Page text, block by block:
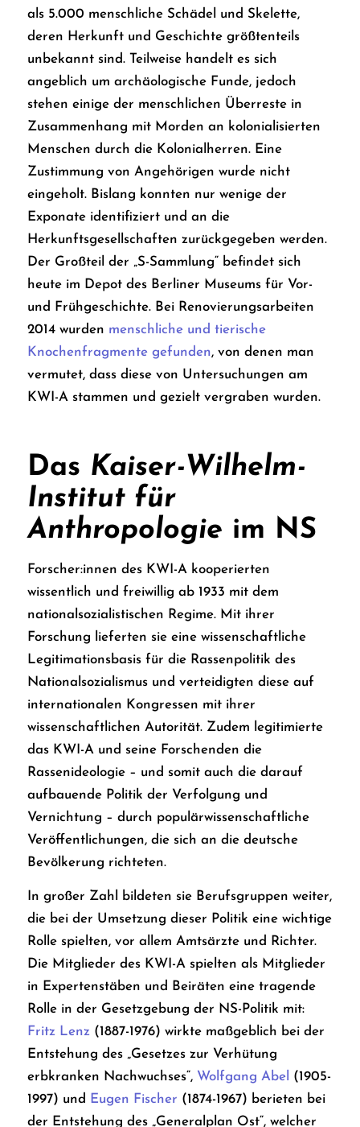
als 5.000 menschliche Schädel und Skelette,
deren Herkunft und Geschichte größtenteils
unbekannt sind. Teilweise handelt es sich
angeblich um archäologische Funde, jedoch
stehen einige der menschlichen Überreste in
Zusammenhang mit Morden an kolonialisierten
Menschen durch die Kolonialherren. Eine
Zustimmung von Angehörigen wurde nicht
eingeholt. Bislang konnten nur wenige der
Exponate identifiziert und an die
Herkunftsgesellschaften zurückgegeben werden.
Der Großteil der „S-Sammlung“ befindet sich
heute im Depot des Berliner Museums für Vor-
und Frühgeschichte. Bei Renovierungsarbeiten
2014 wurden menschliche und tierische
Knochenfragmente gefunden, von denen man
vermutet, dass diese von Untersuchungen am
KWI-A stammen und gezielt vergraben wurden.
Das Kaiser-Wilhelm-
Institut für
Anthropologie im NS
Forscher:innen des KWI-A kooperierten
wissentlich und freiwillig ab 1933 mit dem
nationalsozialistischen Regime. Mit ihrer
Forschung lieferten sie eine wissenschaftliche
Legitimationsbasis für die Rassenpolitik des
Nationalsozialismus und verteidigten diese auf
internationalen Kongressen mit ihrer
wissenschaftlichen Autorität. Zudem legitimierte
das KWI-A und seine Forschenden die
Rassenideologie – und somit auch die darauf
aufbauende Politik der Verfolgung und
Vernichtung – durch populärwissenschaftliche
Veröffentlichungen, die sich an die deutsche
Bevölkerung richteten.
In großer Zahl bildeten sie Berufsgruppen weiter,
die bei der Umsetzung dieser Politik eine wichtige
Rolle spielten, vor allem Amtsärzte und Richter.
Die Mitglieder des KWI-A spielten als Mitglieder
in Expertenstäben und Beiräten eine tragende
Rolle in der Gesetzgebung der NS-Politik mit:
Fritz Lenz(1887-1976) wirkte maßgeblich bei der
Entstehung des „Gesetzes zur Verhütung
erbkranken Nachwuchses“, Wolfgang Abel (1905-
1997) und Eugen Fischer (1874-1967) berieten bei
der Entstehung des „Generalplan Ost“, welcher